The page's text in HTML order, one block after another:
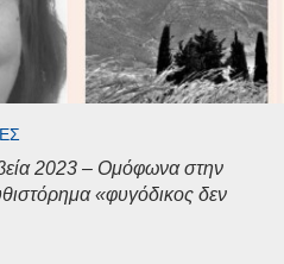
2023 – Ομόφωνα στην
«φυγόδικος δεν